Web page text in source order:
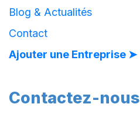
Blog & Actualités
Contact
Ajouter une Entreprise ➤
Contactez-nous